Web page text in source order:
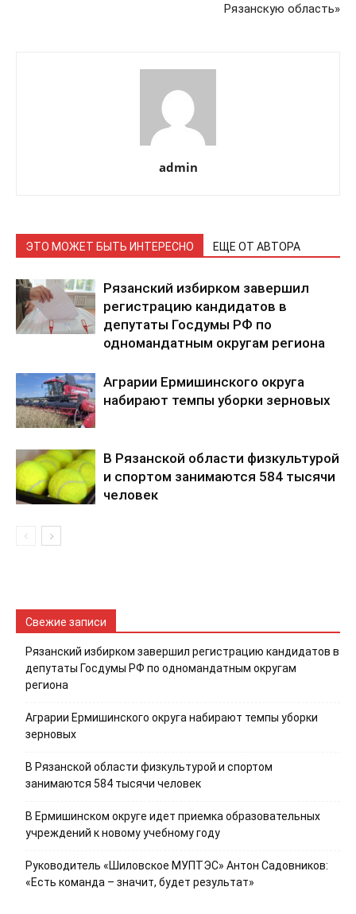
Рязанскую область»
admin
ЭТО МОЖЕТ БЫТЬ ИНТЕРЕСНО ЕЩЕ ОТ АВТОРА
Рязанский избирком завершил
регистрацию кандидатов в
депутаты Госдумы РФ по
одномандатным округам региона
Аграрии Ермишинского округа
набирают темпы уборки зерновых
В Рязанской области физкультурой
и спортом занимаются 584 тысячи
человек
Свежие записи
Рязанский избирком завершил регистрацию кандидатов в
депутаты Госдумы РФ по одномандатным округам
региона
Аграрии Ермишинского округа набирают темпы уборки
зерновых
В Рязанской области физкультурой и спортом
занимаются 584 тысячи человек
В Ермишинском округе идет приемка образовательных
учреждений к новому учебному году
Руководитель «Шиловское МУПТЭС» Антон Садовников:
«Есть команда – значит, будет результат»